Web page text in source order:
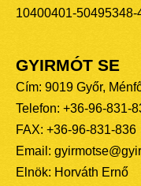
10400401-50495348-
GYIRMÓT SE
Cím: 9019 Győr,
Telefon: +36-96-831-
FAX: +36-96-831-836
Email:
Elnök: Horváth Ernő